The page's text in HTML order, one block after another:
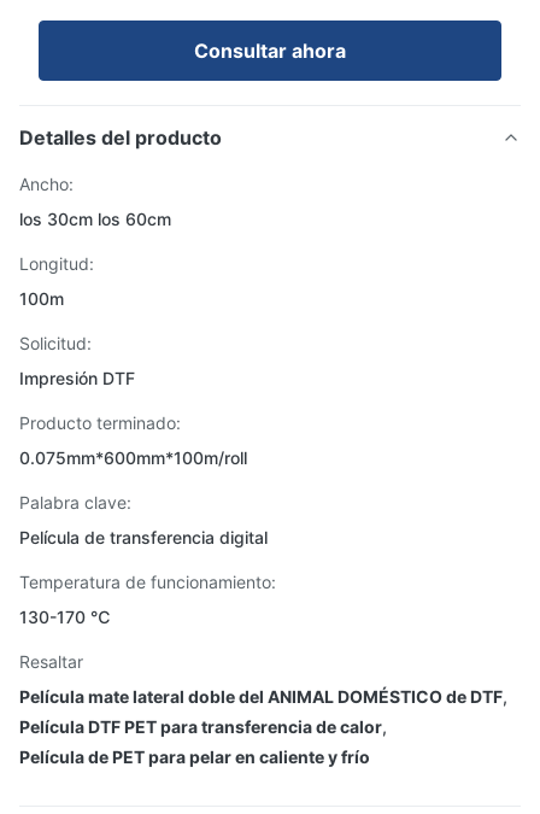
Consultar ahora
Detalles del producto
Ancho:
los 30cm los 60cm
Longitud:
100m
Solicitud:
Impresión DTF
Producto terminado:
0.075mm*600mm*100m/roll
Palabra clave:
Película de transferencia digital
Temperatura de funcionamiento:
130-170 ℃
Resaltar
Película mate lateral doble del ANIMAL DOMÉSTICO de DTF,
Película DTF PET para transferencia de calor,
Película de PET para pelar en caliente y frío